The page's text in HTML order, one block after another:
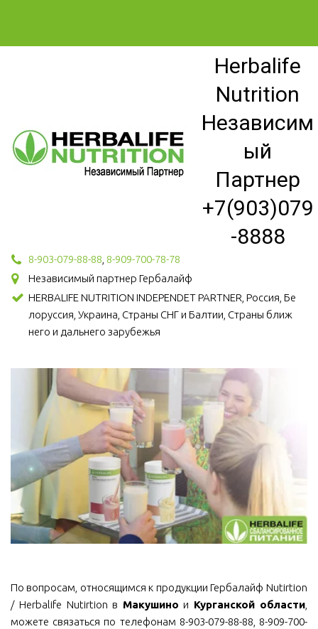
Herbalife
Nutrition
Независим
ый
Партнер
+7(903)079
-8888
8-903-079-88-88 8-909-700-78-78
Независимый партнер Гербалайф
HERBALIFE NUTRITION INDEPENDET PARTNER, Россия, Бе
лоруссия, Украина, Страны СНГ и Балтии, Страны ближ
него и дальнего зарубежья
По вопросам, относящимся к продукции Гербалайф Nutirtion
/ Herbalife Nutirtion в Макушино и Курганской области
можете связаться по телефонам 8-903-079-88-88, 8-909-700-